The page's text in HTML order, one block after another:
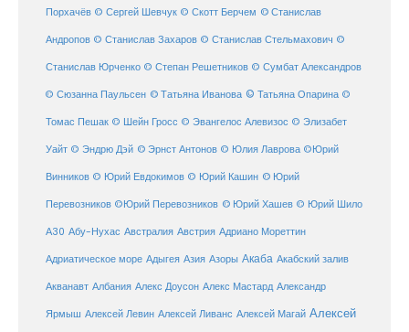
Порхачёв © Сергей Шевчук © Скотт Берчем © Станислав
Андропов © Станислав Захаров © Станислав Стельмахович ©
Станислав Юрченко © Степан Решетников © Сумбат Александров
© Сюзанна Паульсен © Татьяна Иванова © Татьяна Опарина ©
Томас Пешак © Шейн Гросс © Эвангелос Алевизос © Элизабет
Уайт © Эндрю Дэй © Эрнст Антонов © Юлия Лаврова ©Юрий
Винников © Юрий Евдокимов © Юрий Кашин © Юрий
Перевозников ©Юрий Перевозников © Юрий Хашев © Юрий Шило
А30 Абу-Нухас Австралия Австрия Адриано Мореттин
Адриатическое море Адыгея Азия Азоры Акаба Акабский залив
Акванавт Албания Алекс Доусон Алекс Мастард Александр
Ярмыш Алексей Левин Алексей Ливанс Алексей Магай Алексей